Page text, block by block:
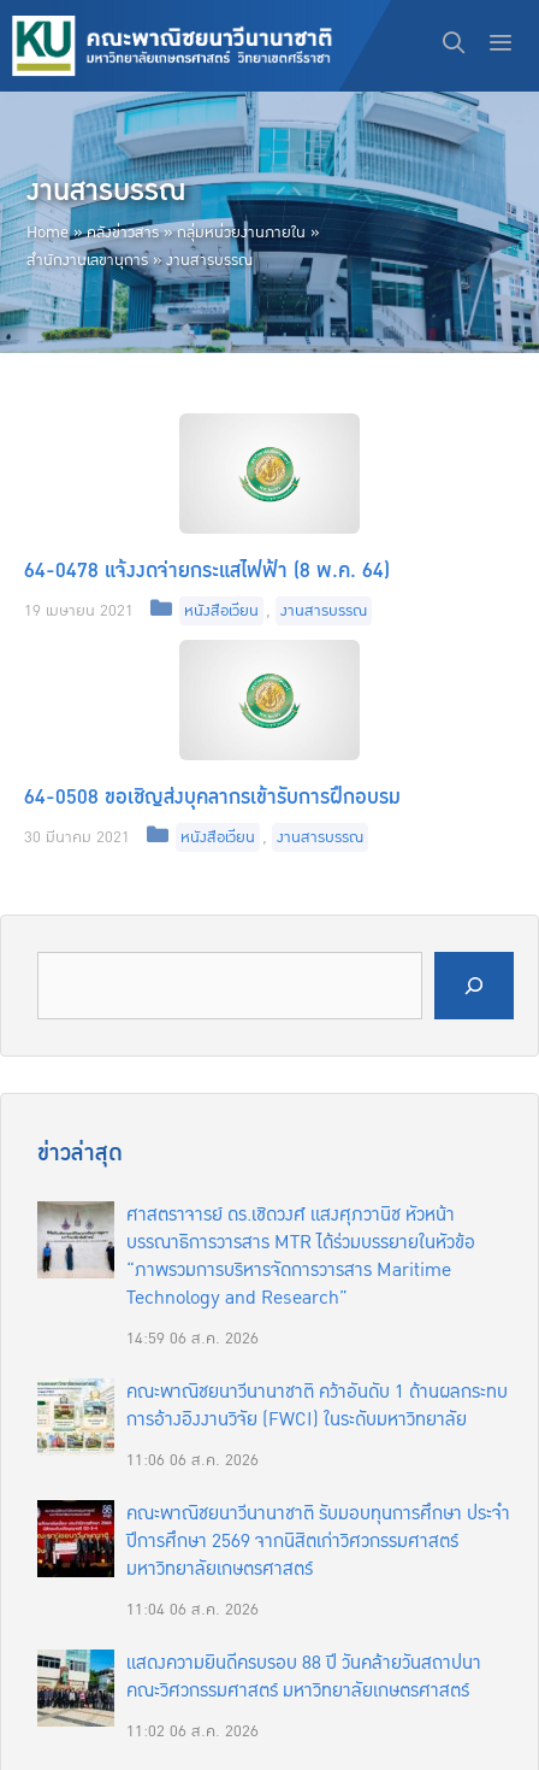
Skip
content
งานสารบรรณ
Home»คลังข่าวสาร»กลุ่มหน่วยงานภายใน »
สำนักงานเลขานุการ»งานสารบรรณ
64-0478 แจ้งงดจ่ายกระแสไฟฟ้า (8 พ.ค. 64)
19 เมษายน 2021 Categories
หนังสือเวียน , งานสารบรรณ
64-0508 ขอเชิญส่งบุคลากรเข้ารับการฝึกอบรม
30 มีนาคม 2021 Categories
หนังสือเวียน , งานสารบรรณ
ข่าวล่าสุด
ศาสตราจารย์ ดร.เชิดวงศ์ แสงศุภวานิช หัวหน้า
บรรณาธิการวารสาร MTR ได้ร่วมบรรยายในหัวข้อ
“ภาพรวมการบริหารจัดการวารสาร Maritime
Technology and Research”
14:59 06 ส.ค. 2026
คณะพาณิชยนาวีนานาชาติ คว้าอันดับ 1 ด้านผลกระทบ
การอ้างอิงงานวิจัย (FWCI) ในระดับมหาวิทยาลัย
11:06 06 ส.ค. 2026
คณะพาณิชยนาวีนานาชาติ รับมอบทุนการศึกษา ประจำ
ปีการศึกษา 2569 จากนิสิตเก่าวิศวกรรมศาสตร์
มหาวิทยาลัยเกษตรศาสตร์
11:0406 ส.ค. 2026
แสดงความยินดีครบรอบ 88 ปี วันคล้ายวันสถาปนา
คณะวิศวกรรมศาสตร์ มหาวิทยาลัยเกษตรศาสตร์
11:02 06 ส.ค. 2026